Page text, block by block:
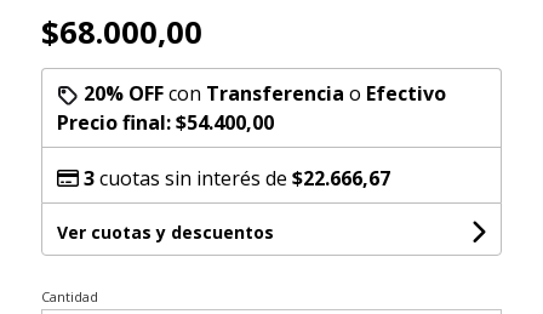
$68.000,00
20% OFFcon Transferencia o Efectivo
Precio final:$54.400,00
3cuotas sin interés de $22.666,67
Ver cuotas y descuentos
Cantidad